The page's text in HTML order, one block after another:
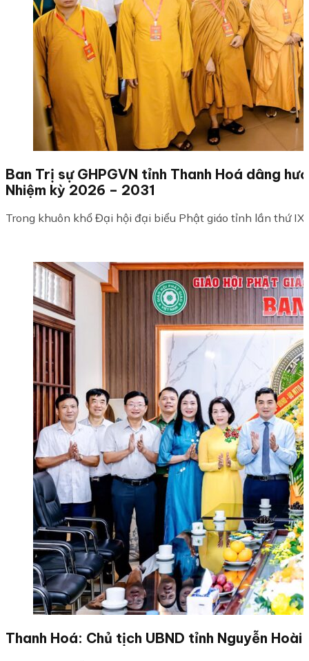
Ban Trị sự GHPGVN tỉnh Thanh Hoá dâng
Nhiệm kỳ 2026 – 2031
Trong khuôn khổ Đại hội đại biểu Phật giáo tỉnh lần thứ
Thanh Hoá: Chủ tịch UBND tỉnh Nguyễn